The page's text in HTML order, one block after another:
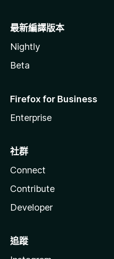
最新編譯版本
Nightly
Beta
Firefox for Business
Enterprise
社群
Connect
Contribute
Developer
追蹤